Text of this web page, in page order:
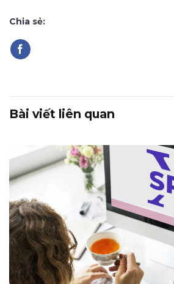
Chia sẻ:
Bài viết liên quan